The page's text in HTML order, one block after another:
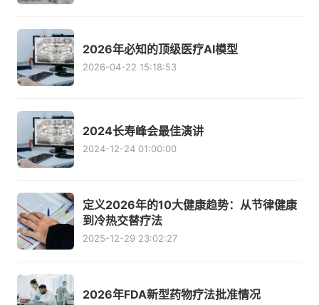
2026年必知的顶级医疗AI模型
2026-04-22 15:18:53
2024长寿峰会最佳演讲
2024-12-24 01:00:00
定义2026年的10大健康趋势：从节律健康
到冷热交替疗法
2025-12-29 23:02:27
2026年FDA新型药物疗法批准情况